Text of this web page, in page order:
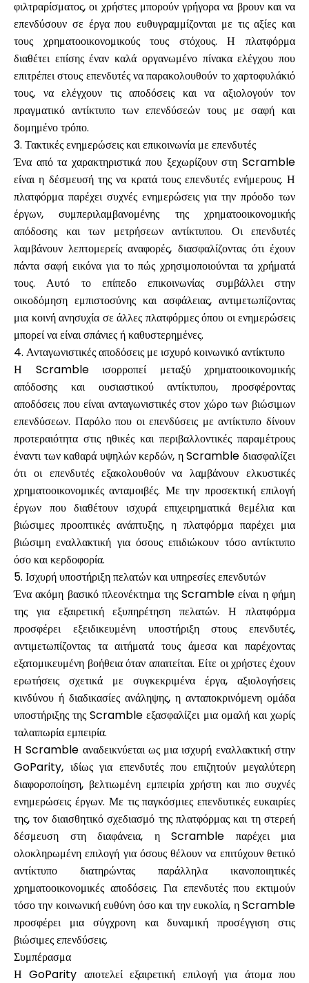
φιλτραρίσματος, οι χρήστες μπορούν γρήγορα να βρουν και να
επενδύσουν σε έργα που ευθυγραμμίζονται με τις αξίες και
τους χρηματοοικονομικούς τους στόχους. Η πλατφόρμα
διαθέτει επίσης έναν καλά οργανωμένο πίνακα ελέγχου που
επιτρέπει στους επενδυτές να παρακολουθούν το χαρτοφυλάκιό
τους, να ελέγχουν τις αποδόσεις και να αξιολογούν τον
πραγματικό αντίκτυπο των επενδύσεών τους με σαφή και
δομημένο τρόπο.
3. Τακτικές ενημερώσεις και επικοινωνία με επενδυτές
Ένα από τα χαρακτηριστικά που ξεχωρίζουν στη Scramble
είναι η δέσμευσή της να κρατά τους επενδυτές ενήμερους. Η
πλατφόρμα παρέχει συχνές ενημερώσεις για την πρόοδο των
έργων, συμπεριλαμβανομένης της χρηματοοικονομικής
απόδοσης και των μετρήσεων αντίκτυπου. Οι επενδυτές
λαμβάνουν λεπτομερείς αναφορές, διασφαλίζοντας ότι έχουν
πάντα σαφή εικόνα για το πώς χρησιμοποιούνται τα χρήματά
τους. Αυτό το επίπεδο επικοινωνίας συμβάλλει στην
οικοδόμηση εμπιστοσύνης και ασφάλειας, αντιμετωπίζοντας
μια κοινή ανησυχία σε άλλες πλατφόρμες όπου οι ενημερώσεις
μπορεί να είναι σπάνιες ή καθυστερημένες.
4. Ανταγωνιστικές αποδόσεις με ισχυρό κοινωνικό αντίκτυπο
Η Scramble ισορροπεί μεταξύ χρηματοοικονομικής
απόδοσης και ουσιαστικού αντίκτυπου, προσφέροντας
αποδόσεις που είναι ανταγωνιστικές στον χώρο των βιώσιμων
επενδύσεων. Παρόλο που οι επενδύσεις με αντίκτυπο δίνουν
προτεραιότητα στις ηθικές και περιβαλλοντικές παραμέτρους
έναντι των καθαρά υψηλών κερδών, η Scramble διασφαλίζει
ότι οι επενδυτές εξακολουθούν να λαμβάνουν ελκυστικές
χρηματοοικονομικές ανταμοιβές. Με την προσεκτική επιλογή
έργων που διαθέτουν ισχυρά επιχειρηματικά θεμέλια και
βιώσιμες προοπτικές ανάπτυξης, η πλατφόρμα παρέχει μια
βιώσιμη εναλλακτική για όσους επιδιώκουν τόσο αντίκτυπο
όσο και κερδοφορία.
5. Ισχυρή υποστήριξη πελατών και υπηρεσίες επενδυτών
Ένα ακόμη βασικό πλεονέκτημα της Scramble είναι η φήμη
της για εξαιρετική εξυπηρέτηση πελατών. Η πλατφόρμα
προσφέρει εξειδικευμένη υποστήριξη στους επενδυτές,
αντιμετωπίζοντας τα αιτήματά τους άμεσα και παρέχοντας
εξατομικευμένη βοήθεια όταν απαιτείται. Είτε οι χρήστες έχουν
ερωτήσεις σχετικά με συγκεκριμένα έργα, αξιολογήσεις
κινδύνου ή διαδικασίες ανάληψης, η ανταποκρινόμενη ομάδα
υποστήριξης της Scramble εξασφαλίζει μια ομαλή και χωρίς
ταλαιπωρία εμπειρία.
Η Scramble αναδεικνύεται ως μια ισχυρή εναλλακτική στην
GoParity, ιδίως για επενδυτές που επιζητούν μεγαλύτερη
διαφοροποίηση, βελτιωμένη εμπειρία χρήστη και πιο συχνές
ενημερώσεις έργων. Με τις παγκόσμιες επενδυτικές ευκαιρίες
της, τον διαισθητικό σχεδιασμό της πλατφόρμας και τη στερεή
δέσμευση στη διαφάνεια, η Scramble παρέχει μια
ολοκληρωμένη επιλογή για όσους θέλουν να επιτύχουν θετικό
αντίκτυπο διατηρώντας παράλληλα ικανοποιητικές
χρηματοοικονομικές αποδόσεις. Για επενδυτές που εκτιμούν
τόσο την κοινωνική ευθύνη όσο και την ευκολία, η Scramble
προσφέρει μια σύγχρονη και δυναμική προσέγγιση στις
βιώσιμες επενδύσεις.
Συμπέρασμα
Η GoParity αποτελεί εξαιρετική επιλογή για άτομα που